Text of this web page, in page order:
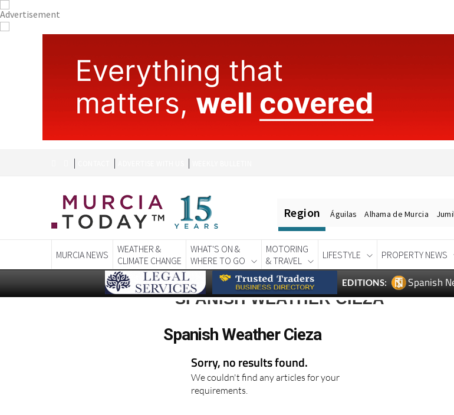
Region Águilas Alhama de Murcia
MURCIA NEWS
WEATHER &
CLIMATE CHANGE
WHAT'S ON &
WHERE TO GO
MOTORING
& TRAVEL
LIFESTYLE PROPERTY NEWS
EDITIONS: Spanish
SPANISH WEATHER CIEZA
Spanish Weather Cieza
Sorry, no results found.
We couldn't find any articles for your
requirements.